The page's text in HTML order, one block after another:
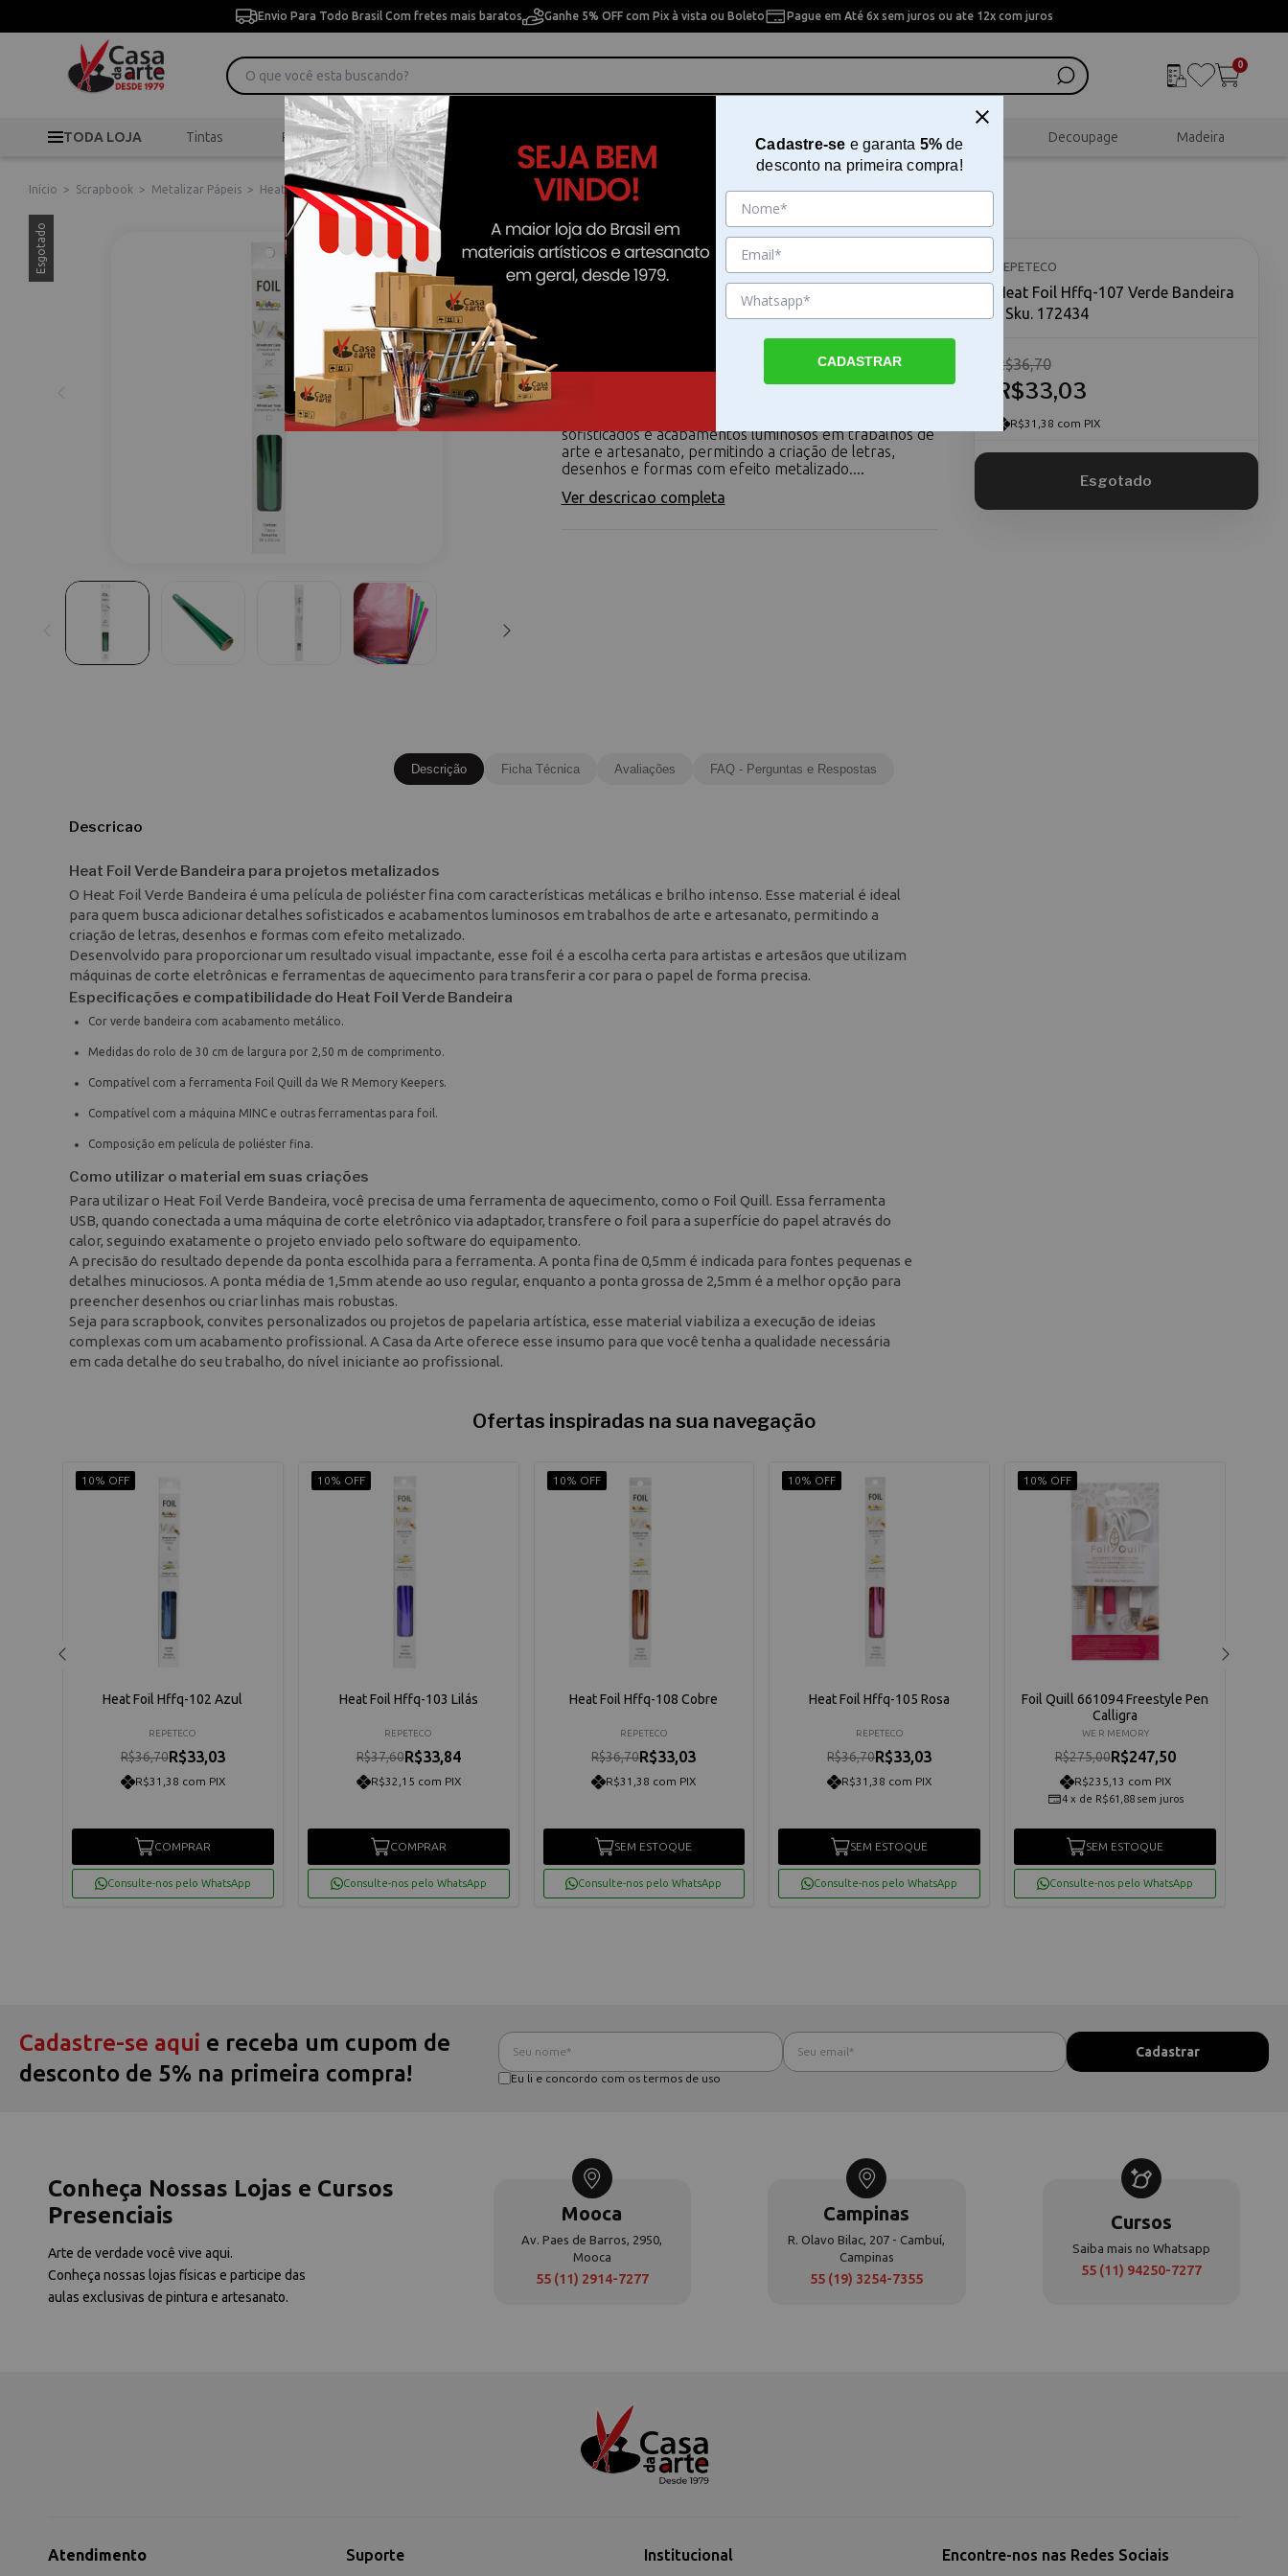
Envio Para Todo Brasil Com fretes mais baratos Ganhe 5% OFF com Pix à vista ou Boleto Pague em Até 6x sem juros ou ate 12x com juros
0
TODA LOJA Tintas Pincéis Desenho Pintura Artesanal Scrapbook Decoupage Madeira
Início > Scrapbook > Metalizar Pápeis > Heat Foil Hffq-107 Verde Bandeira
Esgotado Heat Foil Hffq-107 Verde Bandeira
Heat Foil Verde Bandeira para projetos metalizados O
Heat Foil Verde Bandeira é uma película de poliéster
sofisticados e acabamentos luminosos em trabalhos de
arte e artesanato, permitindo a criação de letras,
desenhos e formas com efeito metalizado....
Ver descricao completa
REPETECO
Heat Foil Hffq-107 Verde Bandeira
- Sku. 172434
R$33,03
R$36,70
R$31,38 com PIX
Descrição Ficha Técnica Avaliações FAQ - Perguntas e Respostas
Descricao
Heat Foil Verde Bandeira para projetos metalizados
O Heat Foil Verde Bandeira é uma película de poliéster fina com características metálicas e brilho intenso. Esse material é ideal
para quem busca adicionar detalhes sofisticados e acabamentos luminosos em trabalhos de arte e artesanato, permitindo a
criação de letras, desenhos e formas com efeito metalizado.
Desenvolvido para proporcionar um resultado visual impactante, esse foil é a escolha certa para artistas e artesãos que utilizam
máquinas de corte eletrônicas e ferramentas de aquecimento para transferir a cor para o papel de forma precisa.
Especificações e compatibilidade do Heat Foil Verde Bandeira
Cor verde bandeira com acabamento metálico.
Medidas do rolo de 30 cm de largura por 2,50 m de comprimento.
Compatível com a ferramenta Foil Quill da We R Memory Keepers.
Compatível com a máquina MINC e outras ferramentas para foil.
Composição em película de poliéster fina.
Como utilizar o material em suas criações
Para utilizar o Heat Foil Verde Bandeira, você precisa de uma ferramenta de aquecimento, como o Foil Quill. Essa ferramenta
USB, quando conectada a uma máquina de corte eletrônico via adaptador, transfere o foil para a superfície do papel através do
calor, seguindo exatamente o projeto enviado pelo software do equipamento.
A precisão do resultado depende da ponta escolhida para a ferramenta. A ponta fina de 0,5mm é indicada para fontes pequenas e
detalhes minuciosos. A ponta média de 1,5mm atende ao uso regular, enquanto a ponta grossa de 2,5mm é a melhor opção para
preencher desenhos ou criar linhas mais robustas.
Seja para scrapbook, convites personalizados ou projetos de papelaria artística, esse material viabiliza a execução de ideias
complexas com um acabamento profissional. A Casa da Arte oferece esse insumo para que você tenha a qualidade necessária
em cada detalhe do seu trabalho, do nível iniciante ao profissional.
Ofertas inspiradas na sua navegação
10% OFF
Heat Foil Hffq-102 Azul
REPETECO
R$36,70R$33,03
R$31,38 com PIX
COMPRAR
Consulte-nos pelo WhatsApp
10% OFF
Heat Foil Hffq-103 Lilás
REPETECO
R$37,60R$33,84
R$32,15 com PIX
COMPRAR
Consulte-nos pelo WhatsApp
10% OFF
Heat Foil Hffq-108 Cobre
REPETECO
R$36,70R$33,03
R$31,38 com PIX
SEM ESTOQUE
Consulte-nos pelo WhatsApp
10% OFF
Heat Foil Hffq-105 Rosa
REPETECO
R$36,70R$33,03
R$31,38 com PIX
SEM ESTOQUE
Consulte-nos pelo WhatsApp
10% OFF
Foil Quill 661094 Freestyle Pen
Calligra
WE R MEMORY
R$275,00R$247,50
R$235,13 com PIX
4 x de R$61,88 sem juros
SEM ESTOQUE
Consulte-nos pelo WhatsApp
Cadastre-se aqui e receba um cupom de
desconto de 5% na primeira compra!
Eu li e concordo com os termos de uso
Conheça Nossas Lojas e Cursos
Presenciais
Arte de verdade você vive aqui.
Conheça nossas lojas físicas e participe das
aulas exclusivas de pintura e artesanato.
Mooca
Av. Paes de Barros, 2950,
Mooca
55 (11) 2914-7277
Campinas
R. Olavo Bilac, 207 - Cambuí,
Campinas
55 (19) 3254-7355
Cursos
Saiba mais no Whatsapp
55 (11) 94250-7277
Atendimento Suporte Institucional Encontre-nos nas Redes Sociais
Cadastre-se e garanta 5%de
desconto na primeira compra!
CADASTRAR